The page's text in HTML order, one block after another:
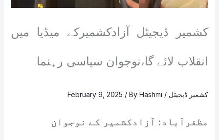
کشمیر ڈیجیٹل آزادکشمیرکے میڈیا میں
انقلاب لائے گا،نوجوان سیاسی رہنما
کشمیر ڈیجیٹل /
February 9, 2025 / ByHashmi
مظفرآباد: آزادکشمیر کے نوجوان